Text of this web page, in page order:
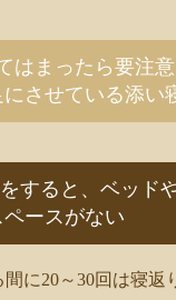
はまったら要注
させている添い
すると、ベッド
ースがない
に20～30回は寝返